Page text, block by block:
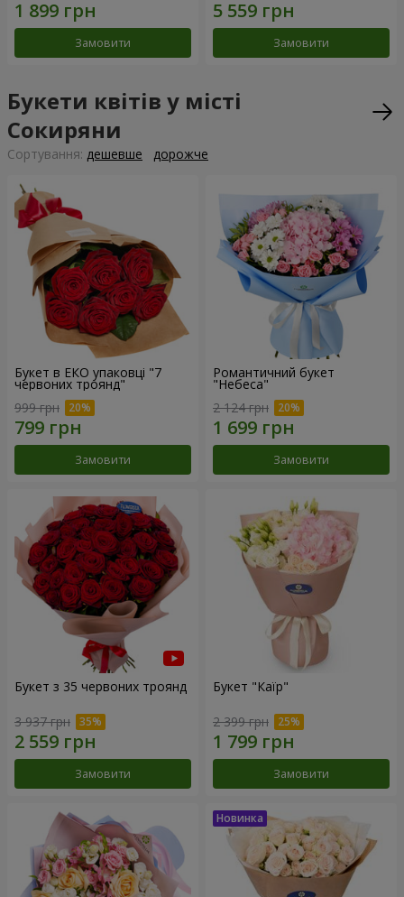
Замовити Замовити
Букети квітів у місті
Сокиряни
Сортування: дешевше дорожче
Букет в ЕКО упаковці "7
червоних троянд"
999 грн
Замовити
Романтичний букет
"Небеса"
2 124 грн
Замовити
Букет з 35 червоних троянд
3 937 грн
Замовити
Букет "Каїр"
2 399 грн
Замовити